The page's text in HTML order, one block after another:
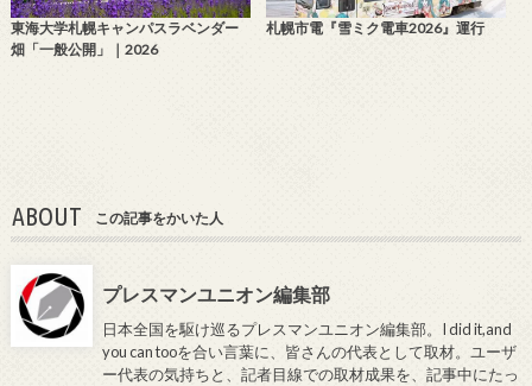
東海大学札幌キャンパスラベンダー
畑「一般公開」｜2026
札幌市電『雪ミク電車2026』運行
ABOUT この記事をかいた人
プレスマンユニオン編集部
日本全国を駆け巡るプレスマンユニオン編集部。I did it,and
you can tooを合い言葉に、皆さんの代表として取材。ユーザ
ー代表の気持ちと、記者目線での取材成果を、記事中にたっ